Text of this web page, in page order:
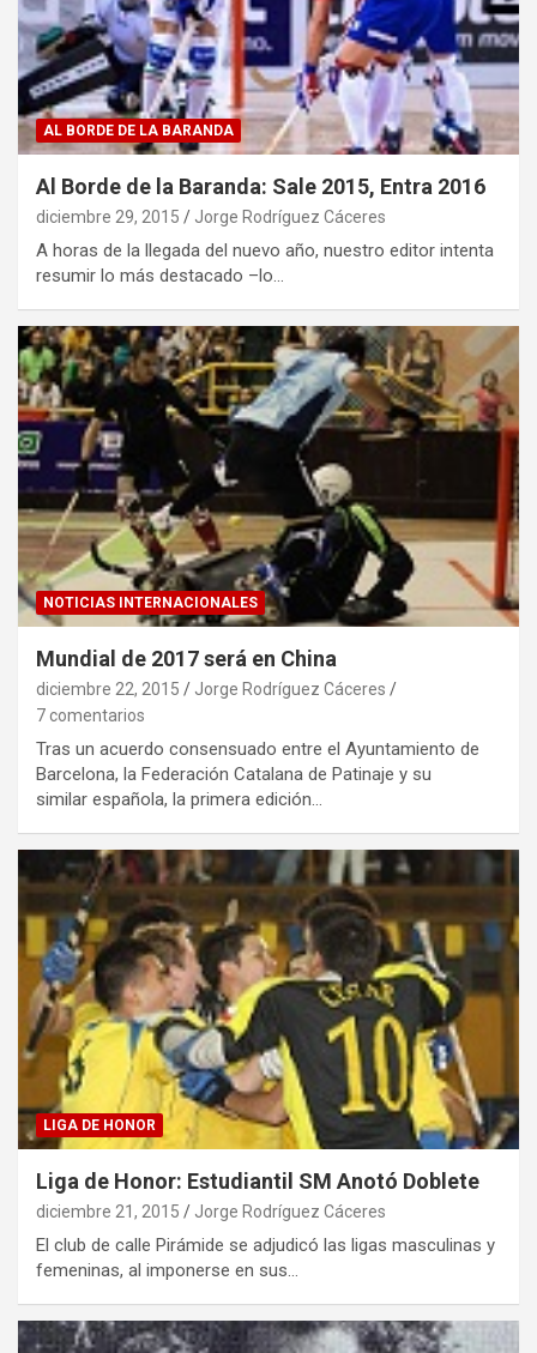
AL BORDE DE LA BARANDA
Al Borde de la Baranda: Sale 2015, Entra 2016
diciembre 29, 2015 Jorge Rodríguez Cáceres
A horas de la llegada del nuevo año, nuestro editor intenta
resumir lo más destacado –lo…
NOTICIAS INTERNACIONALES
Mundial de 2017 será en China
diciembre 22, 2015
Jorge Rodríguez Cáceres
7 comentarios
Tras un acuerdo consensuado entre el Ayuntamiento de
Barcelona, la Federación Catalana de Patinaje y su
similar española, la primera edición…
LIGA DE HONOR
Liga de Honor: Estudiantil SM Anotó Doblete
diciembre 21, 2015 Jorge Rodríguez Cáceres
El club de calle Pirámide se adjudicó las ligas masculinas y
femeninas, al imponerse en sus…